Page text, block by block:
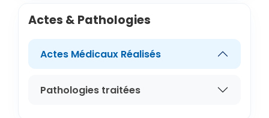
Actes & Pathologies
Actes Médicaux Réalisés
Pathologies traitées